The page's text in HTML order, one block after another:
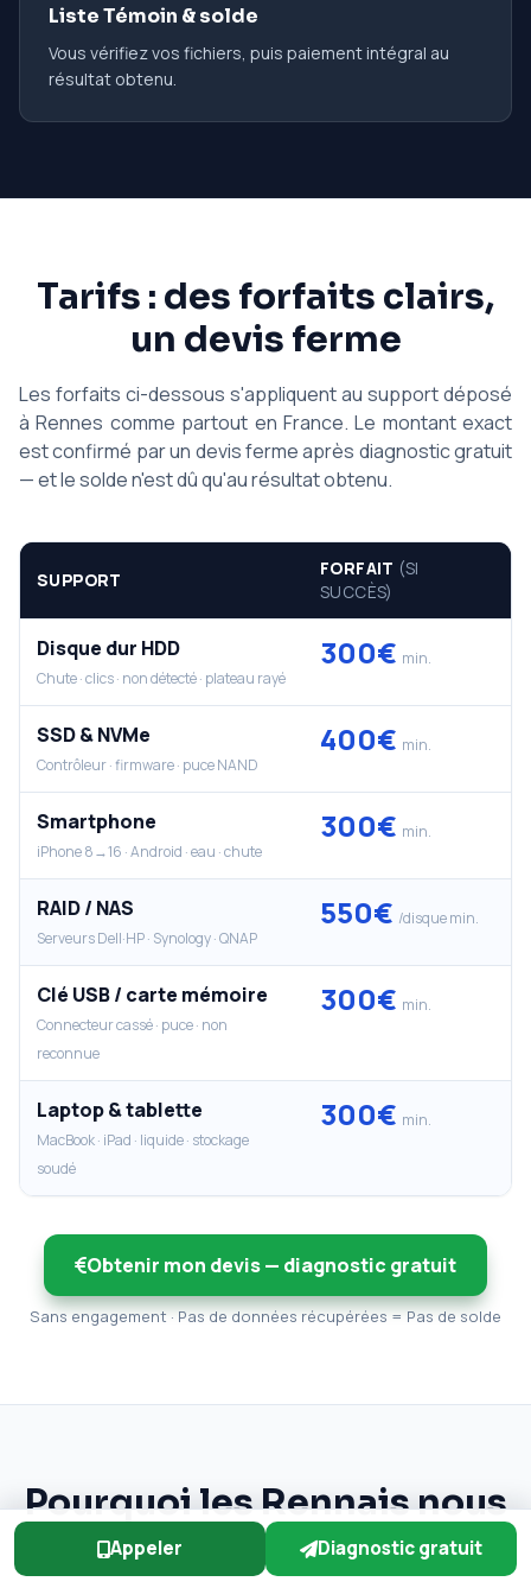
Liste Témoin & solde
Vous vérifiez vos fichiers, puis paiement intégral au
résultat obtenu.
Tarifs : des forfaits clairs,
un devis ferme
Les forfaits ci-dessous s'appliquent au support déposé
à Rennes comme partout en France. Le montant exact
est confirmé par un devis ferme après diagnostic gratuit
— et le solde n'est dû qu'au résultat obtenu.
SUPPORT
FORFAIT (SI
SUCCÈS)
Disque dur HDD
Chute · clics · non détecté · plateau rayé
300€ min.
SSD & NVMe
Contrôleur · firmware · puce NAND
400€ min.
Smartphone
iPhone 8→16 · Android · eau · chute
300€ min.
RAID / NAS
Serveurs Dell·HP · Synology · QNAP
550€ /disque min.
Clé USB / carte mémoire
Connecteur cassé · puce · non
reconnue
300€ min.
Laptop & tablette
MacBook · iPad · liquide · stockage
soudé
300€ min.
Obtenir mon devis — diagnostic gratuit
Sans engagement · Pas de données récupérées = Pas de solde
Pourquoi les Rennais nous
font confiance
Appeler Diagnostic gratuit